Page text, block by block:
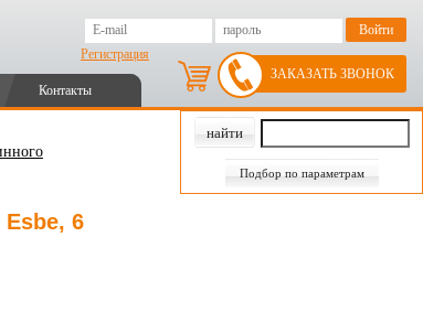
Регистрация
Контакты
ЗАКАЗАТЬ ЗВОНОК
Подбор по параметрам
6